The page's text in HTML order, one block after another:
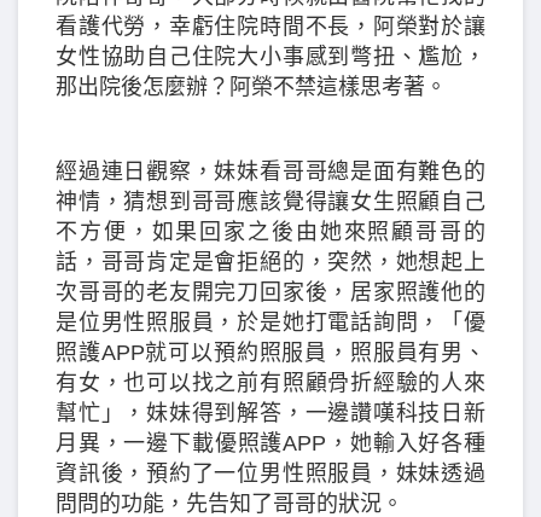
看護代勞，幸虧住院時間不長，阿榮對於讓
女性協助自己住院大小事感到彆扭、尷尬，
那出院後怎麼辦？阿榮不禁這樣思考著。
經過連日觀察，妹妹看哥哥總是面有難色的
神情，猜想到哥哥應該覺得讓女生照顧自己
不方便，如果回家之後由她來照顧哥哥的
話，哥哥肯定是會拒絕的，突然，她想起上
次哥哥的老友開完刀回家後，居家照護他的
是位男性照服員，於是她打電話詢問，「優
照護APP就可以預約照服員，照服員有男、
有女，也可以找之前有照顧骨折經驗的人來
幫忙」，妹妹得到解答，一邊讚嘆科技日新
月異，一邊下載優照護APP，她輸入好各種
資訊後，預約了一位男性照服員，妹妹透過
問問的功能，先告知了哥哥的狀況。